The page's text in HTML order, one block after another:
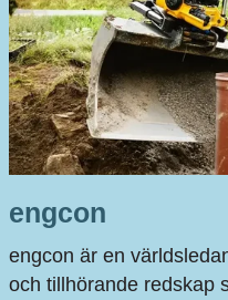
engcon
engcon är en
och tillhörande redskap